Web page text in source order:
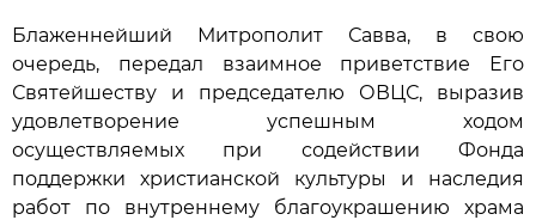
Блаженнейший Митрополит Савва, в свою
очередь, передал взаимное приветствие Его
Святейшеству и председателю ОВЦС, выразив
удовлетворение успешным ходом
осуществляемых при содействии Фонда
поддержки христианской культуры и наследия
работ по внутреннему благоукрашению храма